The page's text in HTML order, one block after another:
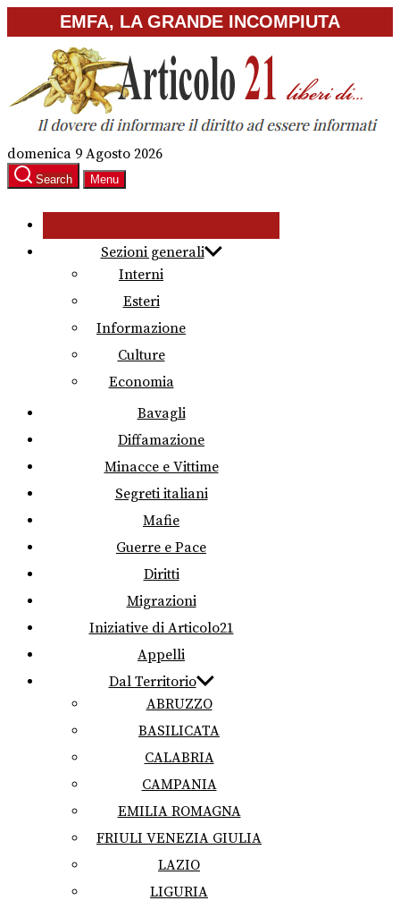
to
content
EMFA, LA GRANDE INCOMPIUTA
domenica 9 Agosto 2026
Search Menu
Sezioni generali
Interni
Esteri
Informazione
Culture
Economia
Bavagli
Diffamazione
Minacce e Vittime
Segreti italiani
Mafie
Guerre e Pace
Diritti
Migrazioni
Iniziative di Articolo21
Appelli
Dal Territorio
ABRUZZO
BASILICATA
CALABRIA
CAMPANIA
EMILIA ROMAGNA
FRIULI VENEZIA GIULIA
LAZIO
LIGURIA